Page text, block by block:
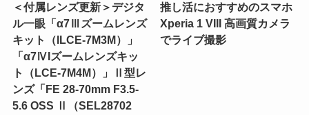
＜付属レンズ更新＞デジタ
ル一眼「α7Ⅲズームレンズ
キット（ILCE-7M3M）」
「α7ⅣIズームレンズキッ
ト（LCE-7M4M）」Ⅱ型レ
ンズ「FE 28-70mm F3.5-
5.6 OSS Ⅱ（SEL28702
推し活におすすめのスマホ
Xperia 1 VIII 高画質カメラ
でライブ撮影